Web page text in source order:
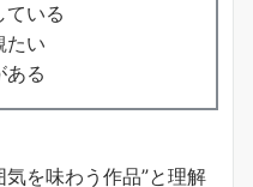
ている
たい
ある
を味わう作品”と理解